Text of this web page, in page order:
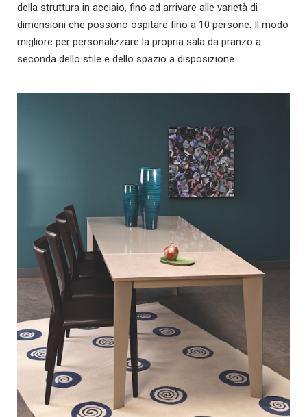
della struttura in acciaio, fino ad arrivare alle varietà di
dimensioni che possono ospitare fino a 10 persone. Il modo
migliore per personalizzare la propria sala da pranzo a
seconda dello stile e dello spazio a disposizione.